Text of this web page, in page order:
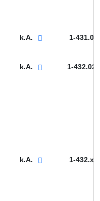
k.A. 1-431.0
k.A. 1-432.02
k.A. 1-432.x